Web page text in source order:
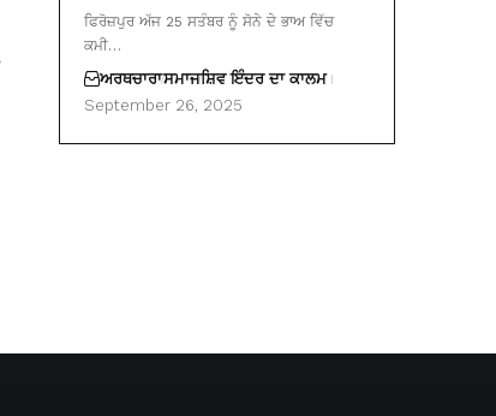
ਫਿਰੋਜ਼ਪੁਰ ਅੱਜ 25 ਸਤੰਬਰ ਨੂੰ ਸੋਨੇ ਦੇ ਭਾਅ ਵਿੱਚ
ਕਮੀ…
ਅਰਥਚਾਰਾਸਮਾਜਸ਼ਿਵ ਇੰਦਰ ਦਾ ਕਾਲਮ
September 26, 2025